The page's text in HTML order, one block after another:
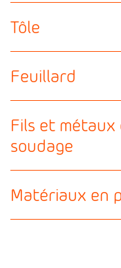
Tôle
Feuillard
Fils et
soudage
Matériaux en